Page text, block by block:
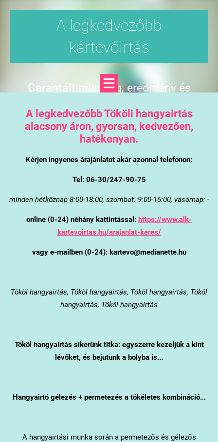
A legkedvezőbb
kártevőirtás
Garantált minőség, eredmény és
A legkedvezőbb Tököli hangyairtás
alacsony áron, gyorsan, kedvezően,
hatékonyan.
Kérjen ingyenes árajánlatot akár azonnal telefonon:
Tel: 06-30/247-90-75
minden hétköznap 8:00-18:00, szombat: 9:00-16:00, vasárnap: -
online (0-24) néhány kattintással: https://www.alk-
kartevoirtas.hu/arajanlat-keres/
vagy e-mailben (0-24): kartevo@medianette.hu
Tököl hangyairtás, Tököl hangyairtás, Tököl hangyairtás, Tököl
hangyairtás, Tököl hangyairtás
Tököl hangyairtás sikerünk titka: egyszerre kezeljük a kint
lévőket, és bejutunk a bolyba is...
Hangyairtó gélezés + permetezés a tökéletes kombináció...
A hangyairtási munka során a permetezős és gélezős